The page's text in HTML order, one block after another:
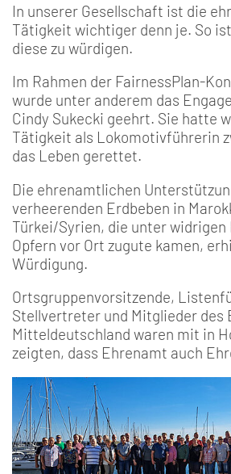
In unserer Gesellschaft ist die
Tätigkeit wichtiger denn je. So
diese zu würdigen.
Im Rahmen der FairnessPlan-
wurde unter anderem das
Cindy Sukecki geehrt. Sie hatte
Tätigkeit als Lokomotivführerin
das Leben gerettet.
Die ehrenamtlichen
verheerenden Erdbeben in
Türkei/Syrien, die unter widrigen
Opfern vor Ort zugute kamen,
Würdigung.
Ortsgruppenvorsitzende,
Stellvertreter und Mitglieder des
Mitteldeutschland waren mit in
zeigten, dass Ehrenamt auch